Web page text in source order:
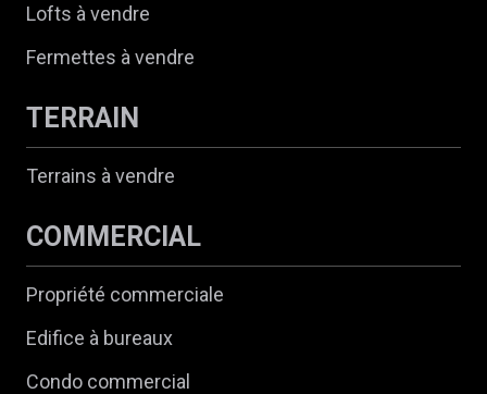
Lofts à vendre
Fermettes à vendre
TERRAIN
Terrains à vendre
COMMERCIAL
Propriété commerciale
Edifice à bureaux
Condo commercial